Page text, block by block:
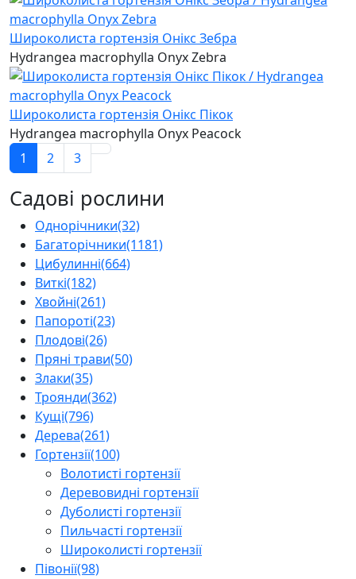
Широколиста гортензія Онікс Зебра
Hydrangea macrophylla Onyx Zebra
Широколиста гортензія Онікс Пікок
Hydrangea macrophylla Onyx Peacock
1
2 3
Садові рослини
Однорічники(32)
Багаторічники(1181)
Цибулинні(664)
Виткі(182)
Хвойні(261)
Папороті(23)
Плодові(26)
Пряні трави(50)
Злаки(35)
Троянди(362)
Кущі(796)
Дерева(261)
Гортензії(100)
Волотисті гортензії
Деревовидні гортензії
Дуболисті гортензії
Пильчасті гортензії
Широколисті гортензії
Півонії(98)